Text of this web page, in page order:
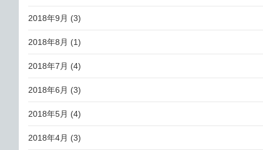
2018年9月 (3)
2018年8月 (1)
2018年7月 (4)
2018年6月 (3)
2018年5月 (4)
2018年4月 (3)